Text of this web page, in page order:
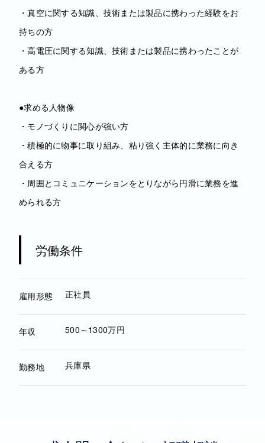
・真空に関する知識、技術または製品に携わった経験をお
持ちの方
・高電圧に関する知識、技術または製品に携わったことが
ある方
●求める人物像
・モノづくりに関心が強い方
・積極的に物事に取り組み、粘り強く主体的に業務に向き
合える方
・周囲とコミュニケーションをとりながら円滑に業務を進
められる方
労働条件
雇用形態 正社員
年収 500～1300万円
勤務地 兵庫県